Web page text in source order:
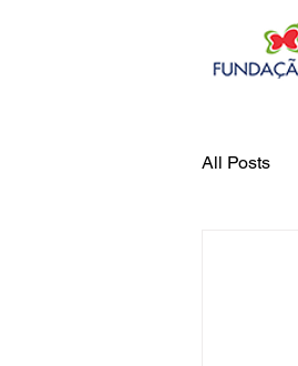
All Posts